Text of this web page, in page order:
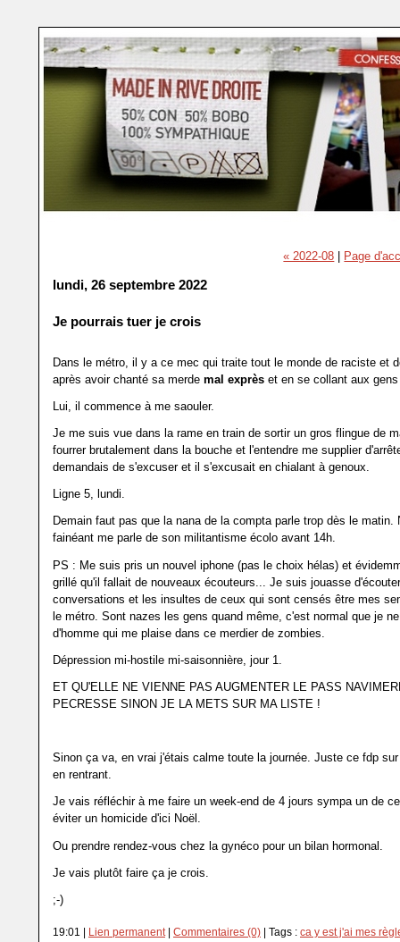
« 2022-08 Page
lundi, 26 septembre 2022
Je pourrais tuer je crois
Dans le métro, il y a ce mec qui traite tout le monde de raciste et
après avoir chanté sa merde mal exprès et en se collant aux
Lui, il commence à me saouler.
Je me suis vue dans la rame en train de sortir un gros flingue de
fourrer brutalement dans la bouche et l'entendre me supplier
demandais de s'excuser et il s'excusait en chialant à genoux.
Ligne 5, lundi.
Demain faut pas que la nana de la compta parle trop dès le matin.
fainéant me parle de son militantisme écolo avant 14h.
PS : Me suis pris un nouvel iphone (pas le choix hélas) et
grillé qu'il fallait de nouveaux écouteurs... Je suis jouasse
conversations et les insultes de ceux qui sont censés être mes
le métro. Sont nazes les gens quand même, c'est normal que je
d'homme qui me plaise dans ce merdier de zombies.
Dépression mi-hostile mi-saisonnière, jour 1.
ET QU'ELLE NE VIENNE PAS AUGMENTER LE PASS
PECRESSE SINON JE LA METS SUR MA LISTE !
Sinon ça va, en vrai j'étais calme toute la journée. Juste ce fdp
en rentrant.
Je vais réfléchir à me faire un week-end de 4 jours sympa un de
éviter un homicide d'ici Noël.
Ou prendre rendez-vous chez la gynéco pour un bilan hormonal.
Je vais plutôt faire ça je crois.
;-)
19:01 | Lien permanent| Commentaires (0) | Tags : ca y est j'ai mes